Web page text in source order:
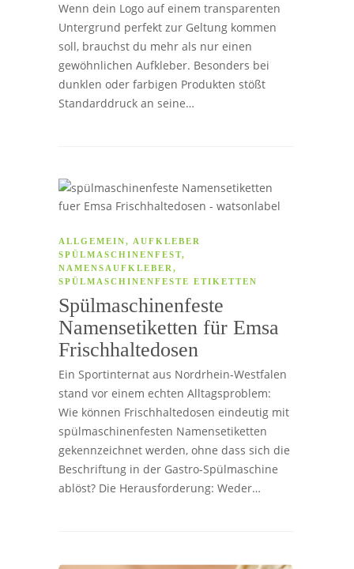
Wenn dein Logo auf einem transparenten
Untergrund perfekt zur Geltung kommen
soll, brauchst du mehr als nur einen
gewöhnlichen Aufkleber. Besonders bei
dunklen oder farbigen Produkten stößt
Standarddruck an seine…
ALLGEMEIN, AUFKLEBER
SPÜLMASCHINENFEST,
NAMENSAUFKLEBER ,
SPÜLMASCHINENFESTE ETIKETTEN
Spülmaschinenfeste
Namensetiketten für Emsa
Frischhaltedosen
Ein Sportinternat aus Nordrhein-Westfalen
stand vor einem echten Alltagsproblem:
Wie können Frischhaltedosen eindeutig mit
spülmaschinenfesten Namensetiketten
gekennzeichnet werden, ohne dass sich die
Beschriftung in der Gastro-Spülmaschine
ablöst? Die Herausforderung: Weder…